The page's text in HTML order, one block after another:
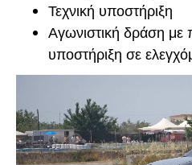
Τεχνική υποστήριξη
Αγωνιστική δράση με
υποστήριξη σε